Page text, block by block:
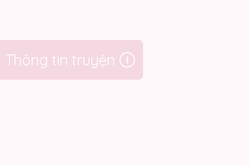
Thông tin truyện